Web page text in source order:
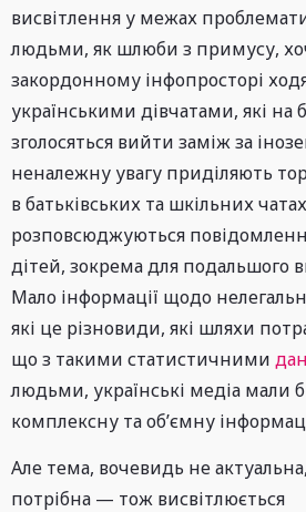
висвітлення у межах
людьми, як шлюби з примусу,
закордонному інфопросторі
українськими дівчатами, які на
зголосяться вийти заміж за
неналежну увагу приділяють
в батьківських та шкільних
розповсюджуються
дітей, зокрема для подальшого
Мало інформації щодо
які це різновиди, які шляхи
що з такими статистичними
людьми, українські медіа мали
комплексну та об’ємну
Але тема, вочевидь не
потрібна — тож висвітлюється